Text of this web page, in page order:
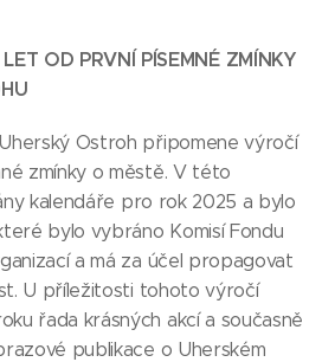
OD PRVNÍ PÍSEMNÉ ZMÍNKY
Ostroh připomene výročí
zmínky o městě. V této
kalendáře pro rok 2025 a bylo
bylo vybráno Komisí Fondu
a má za účel propagovat
U příležitosti tohoto výročí
řada krásných akcí a současně
publikace o Uherském